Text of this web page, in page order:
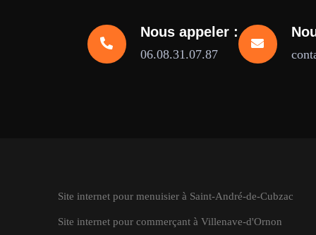
Nous appeler :
06.08.31.07.87
Site internet pour menuisier à Saint-André-de-Cubzac
Site internet pour commerçant à Villenave-d'Ornon